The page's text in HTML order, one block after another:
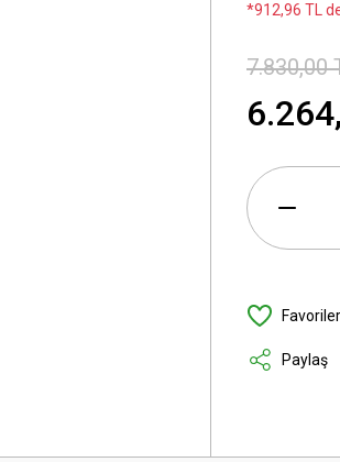
*912,96 TL
7.830,00
Paylaş